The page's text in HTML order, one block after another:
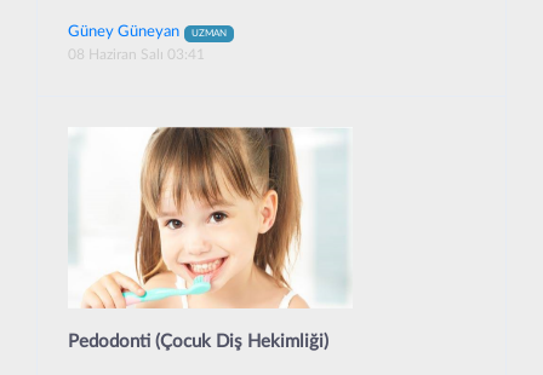
Güney Güneyan UZMAN
08 Haziran Salı 03:41
Pedodonti (Çocuk Diş Hekimliği)